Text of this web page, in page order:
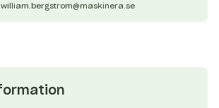
william.bergstrom@maskinera.se